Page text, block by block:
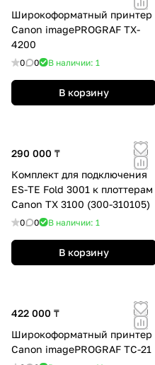
Широкоформатный принтер
Canon imagePROGRAF TX-
4200
0 0 В наличии: 1
В корзину
290 000 ₸
Комплект для подключения
ES-TE Fold 3001 к плоттерам
Canon TX 3100 (300-310105)
0 0 В наличии: 1
В корзину
422 000 ₸
Широкоформатный принтер
Canon imagePROGRAF TC-21